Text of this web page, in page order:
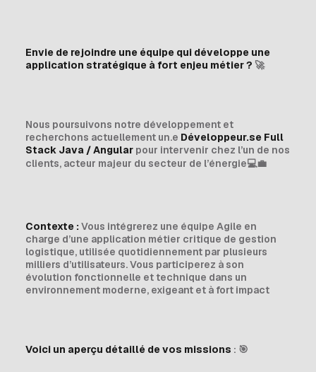
Envie de rejoindre une équipe qui développe une
application stratégique à fort enjeu métier ? 🚀
Nous poursuivons notre développement et
recherchons actuellement un.e Développeur.se Full
Stack Java / Angular pour intervenir chez l’un de nos
clients, acteur majeur du secteur de l’énergie💻💼
Contexte :Vous intégrerez une équipe Agile en
charge d’une application métier critique de gestion
logistique, utilisée quotidiennement par plusieurs
milliers d’utilisateurs. Vous participerez à son
évolution fonctionnelle et technique dans un
environnement moderne, exigeant et à fort impact
Voici un aperçu détaillé de vos missions : 🎯